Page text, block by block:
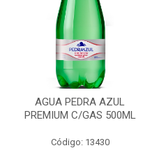
AGUA PEDRA AZUL
PREMIUM C/GAS 500ML
Código: 13430